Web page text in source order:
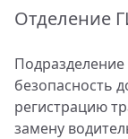
Отделение
безопасность
регистрацию
замену